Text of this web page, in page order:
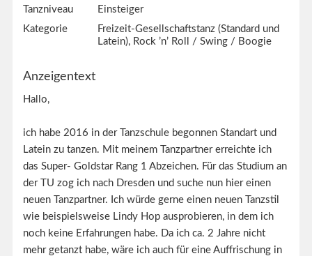
Tanzniveau
Einsteiger
Kategorie
Freizeit-Gesellschaftstanz (Standard und
Latein), Rock ’n’ Roll / Swing / Boogie
Anzeigentext
Hallo,
ich habe 2016 in der Tanzschule begonnen Standart und
Latein zu tanzen. Mit meinem Tanzpartner erreichte ich
das Super- Goldstar Rang 1 Abzeichen. Für das Studium an
der TU zog ich nach Dresden und suche nun hier einen
neuen Tanzpartner. Ich würde gerne einen neuen Tanzstil
wie beispielsweise Lindy Hop ausprobieren, in dem ich
noch keine Erfahrungen habe. Da ich ca. 2 Jahre nicht
mehr getanzt habe, wäre ich auch für eine Auffrischung in